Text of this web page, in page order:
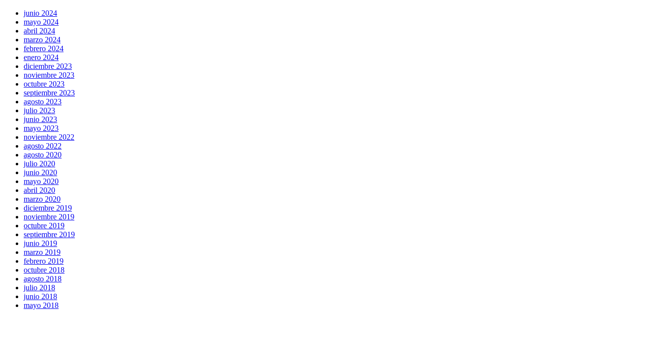
junio 2024
mayo 2024
abril 2024
marzo 2024
febrero 2024
enero 2024
diciembre 2023
noviembre 2023
octubre 2023
septiembre 2023
agosto 2023
julio 2023
junio 2023
mayo 2023
noviembre 2022
agosto 2022
agosto 2020
julio 2020
junio 2020
mayo 2020
abril 2020
marzo 2020
diciembre 2019
noviembre 2019
octubre 2019
septiembre 2019
junio 2019
marzo 2019
febrero 2019
octubre 2018
agosto 2018
julio 2018
junio 2018
mayo 2018